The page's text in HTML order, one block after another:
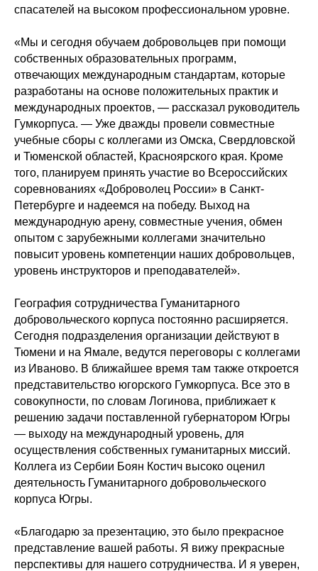
спасателей на высоком профессиональном уровне.
«Мы и сегодня обучаем добровольцев при помощи
собственных образовательных программ,
отвечающих международным стандартам, которые
разработаны на основе положительных практик и
международных проектов, — рассказал руководитель
Гумкорпуса. — Уже дважды провели совместные
учебные сборы с коллегами из Омска, Свердловской
и Тюменской областей, Красноярского края. Кроме
того, планируем принять участие во Всероссийских
соревнованиях «Доброволец России» в Санкт-
Петербурге и надеемся на победу. Выход на
международную арену, совместные учения, обмен
опытом с зарубежными коллегами значительно
повысит уровень компетенции наших добровольцев,
уровень инструкторов и преподавателей».
География сотрудничества Гуманитарного
добровольческого корпуса постоянно расширяется.
Сегодня подразделения организации действуют в
Тюмени и на Ямале, ведутся переговоры с коллегами
из Иваново. В ближайшее время там также откроется
представительство югорского Гумкорпуса. Все это в
совокупности, по словам Логинова, приближает к
решению задачи поставленной губернатором Югры
— выходу на международный уровень, для
осуществления собственных гуманитарных миссий.
Коллега из Сербии Боян Костич высоко оценил
деятельность Гуманитарного добровольческого
корпуса Югры.
«Благодарю за презентацию, это было прекрасное
представление вашей работы. Я вижу прекрасные
перспективы для нашего сотрудничества. И я уверен,